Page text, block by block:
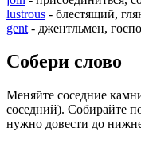
lustrous - блестящий,
gent - джентльмен,
Собери слово
Меняйте соседние
соседний). Собирайте
нужно довести до